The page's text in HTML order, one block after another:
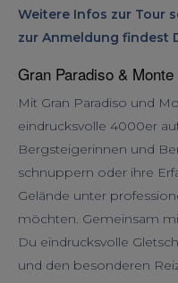
Weitere Infos zur Tour
zur Anmeldung findest
Gran Paradiso &
Mit Gran Paradiso und
eindrucksvolle 4000er
Bergsteigerinnen und
schnuppern oder ihre
Gelände unter
möchten. Gemeinsam
Du eindrucksvolle
und den besonderen